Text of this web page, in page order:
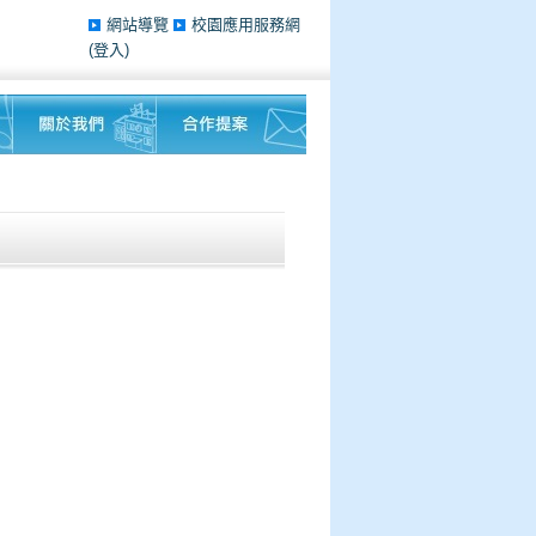
網站導覽
校園應用服務網
(登入)